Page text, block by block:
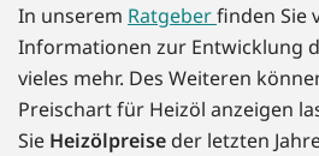
In unserem Ratgeberfinden Sie
Informationen zur Entwicklung
vieles mehr. Des Weiteren
Preischart für Heizöl anzeigen
Sie Heizölpreise der letzten